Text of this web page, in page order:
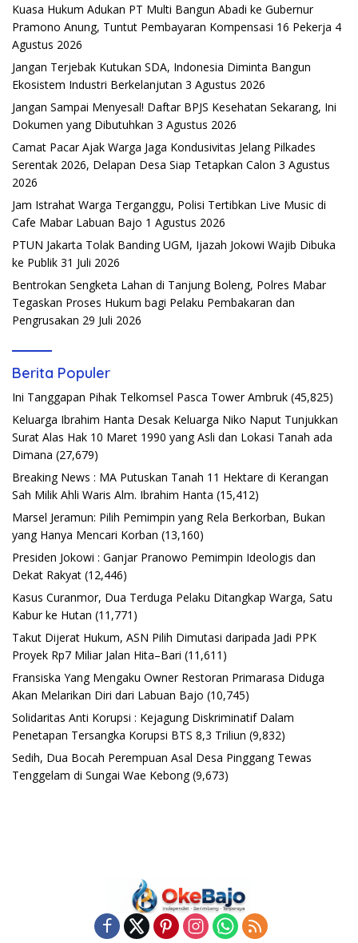
Kuasa Hukum Adukan PT Multi Bangun Abadi ke Gubernur
Pramono Anung, Tuntut Pembayaran Kompensasi 16 Pekerja 4
Agustus 2026
Jangan Terjebak Kutukan SDA, Indonesia Diminta Bangun
Ekosistem Industri Berkelanjutan 3 Agustus 2026
Jangan Sampai Menyesal! Daftar BPJS Kesehatan Sekarang, Ini
Dokumen yang Dibutuhkan 3 Agustus 2026
Camat Pacar Ajak Warga Jaga Kondusivitas Jelang Pilkades
Serentak 2026, Delapan Desa Siap Tetapkan Calon 3 Agustus
2026
Jam Istrahat Warga Terganggu, Polisi Tertibkan Live Music di
Cafe Mabar Labuan Bajo 1 Agustus 2026
PTUN Jakarta Tolak Banding UGM, Ijazah Jokowi Wajib Dibuka
ke Publik 31 Juli 2026
Bentrokan Sengketa Lahan di Tanjung Boleng, Polres Mabar
Tegaskan Proses Hukum bagi Pelaku Pembakaran dan
Pengrusakan 29 Juli 2026
Berita Populer
Ini Tanggapan Pihak Telkomsel Pasca Tower Ambruk (45,825)
Keluarga Ibrahim Hanta Desak Keluarga Niko Naput Tunjukkan
Surat Alas Hak 10 Maret 1990 yang Asli dan Lokasi Tanah ada
Dimana (27,679)
Breaking News : MA Putuskan Tanah 11 Hektare di Kerangan
Sah Milik Ahli Waris Alm. Ibrahim Hanta (15,412)
Marsel Jeramun: Pilih Pemimpin yang Rela Berkorban, Bukan
yang Hanya Mencari Korban (13,160)
Presiden Jokowi : Ganjar Pranowo Pemimpin Ideologis dan
Dekat Rakyat (12,446)
Kasus Curanmor, Dua Terduga Pelaku Ditangkap Warga, Satu
Kabur ke Hutan (11,771)
Takut Dijerat Hukum, ASN Pilih Dimutasi daripada Jadi PPK
Proyek Rp7 Miliar Jalan Hita–Bari (11,611)
Fransiska Yang Mengaku Owner Restoran Primarasa Diduga
Akan Melarikan Diri dari Labuan Bajo (10,745)
Solidaritas Anti Korupsi : Kejagung Diskriminatif Dalam
Penetapan Tersangka Korupsi BTS 8,3 Triliun (9,832)
Sedih, Dua Bocah Perempuan Asal Desa Pinggang Tewas
Tenggelam di Sungai Wae Kebong (9,673)